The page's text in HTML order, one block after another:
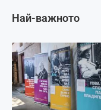
Най-важното